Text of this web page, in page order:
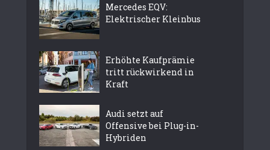
Mercedes EQV:
Elektrischer Kleinbus
Erhöhte Kaufprämie
tritt rückwirkend in
Kraft
Audi setzt auf
Offensive bei Plug-in-
Hybriden